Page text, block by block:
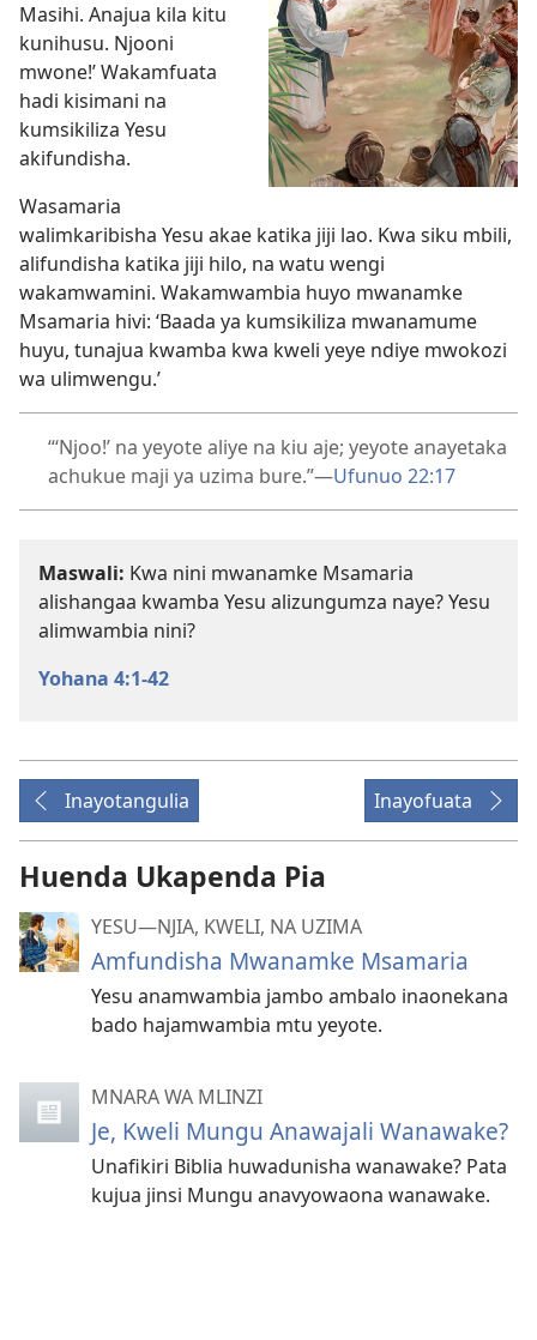
Masihi. Anajua kila kitu
kunihusu. Njooni
mwone!’ Wakamfuata
hadi kisimani na
kumsikiliza Yesu
akifundisha.
Wasamaria
walimkaribisha Yesu akae katika jiji lao. Kwa siku mbili,
alifundisha katika jiji hilo, na watu wengi
wakamwamini. Wakamwambia huyo mwanamke
Msamaria hivi: ‘Baada ya kumsikiliza mwanamume
huyu, tunajua kwamba kwa kweli yeye ndiye mwokozi
wa ulimwengu.’
“‘Njoo!’ na yeyote aliye na kiu aje; yeyote anayetaka
achukue maji ya uzima bure.”​—Ufunuo 22:17
Maswali: Kwa nini mwanamke Msamaria
alishangaa kwamba Yesu alizungumza naye? Yesu
alimwambia nini?
Yohana 4:1-42
Inayotangulia Inayofuata
Huenda Ukapenda Pia
YESU​—NJIA, KWELI, NA UZIMA
Amfundisha Mwanamke Msamaria
Yesu anamwambia jambo ambalo inaonekana
bado hajamwambia mtu yeyote.
MNARA WA MLINZI
Je, Kweli Mungu Anawajali Wanawake?
Unafikiri Biblia huwadunisha wanawake? Pata
kujua jinsi Mungu anavyowaona wanawake.